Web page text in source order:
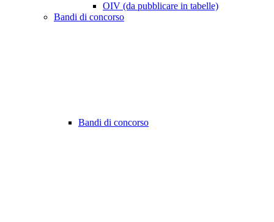
OIV (da pubblicare in tabelle)
Bandi di concorso
Bandi di concorso